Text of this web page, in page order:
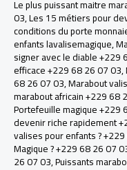
Le plus puissant maitre
03,Les 15 métiers pour
conditions du porte
enfants lavalisemagique,
signer avec le diable +229
efficace +229 68 26 07 03,
68 26 07 03,Marabout
marabout africain +229 68
Portefeuille magique +229
devenir riche rapidement
valises pour enfants ?
Magique ? +229 68 26 07
26 07 03,Puissants